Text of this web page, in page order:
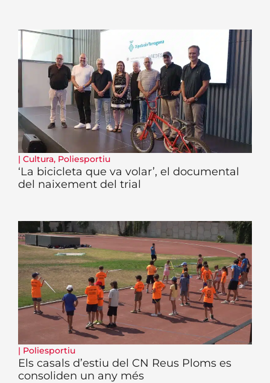
| Cultura, Poliesportiu
‘La bicicleta que va volar’, el documental
del naixement del trial
| Poliesportiu
Els casals d’estiu del CN Reus Ploms es
consoliden un any més